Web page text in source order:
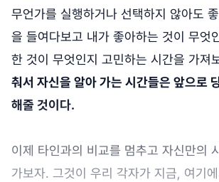
무언가를 실행하거나 선택하지 않아도
을 들여다보고 내가 좋아하는 것이 무엇
한 것이 무엇인지 고민하는 시간을 가져
춰서 자신을 알아 가는 시간들은 앞으로
해줄 것이다.
이제 타인과의 비교를 멈추고 자신만의
가보자. 그것이 우리 각자가 지금, 여기